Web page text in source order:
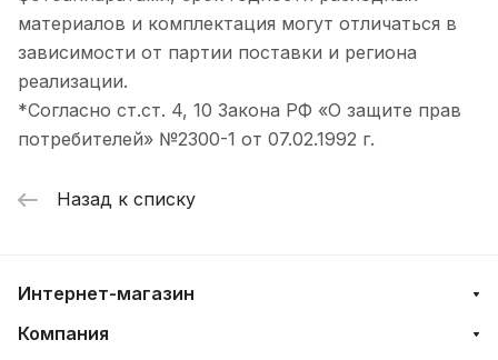
материалов и комплектация могут отличаться в
зависимости от партии поставки и региона
реализации.
*Согласно ст.ст. 4, 10 Закона РФ «О защите прав
потребителей» №2300-1 от 07.02.1992 г.
Назад к списку
Интернет-магазин
Компания